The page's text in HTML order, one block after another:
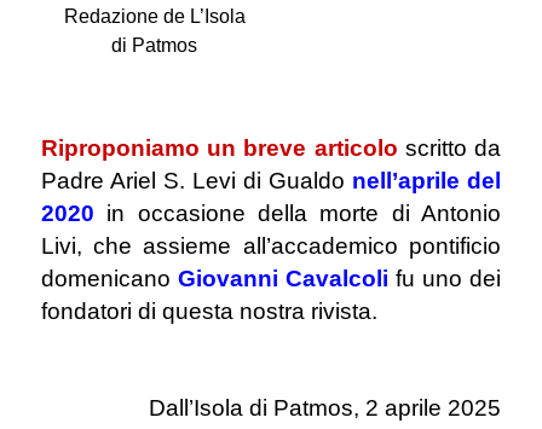
Redazione de L’Isola
di Patmos
Riproponiamo un breve articolo scritto da
Padre Ariel S. Levi di Gualdo nell’aprile del
2020 in occasione della morte di Antonio
Livi, che assieme all’accademico pontificio
domenicano Giovanni Cavalcoli fu uno dei
fondatori di questa nostra rivista.
Dall’Isola di Patmos, 2 aprile 2025